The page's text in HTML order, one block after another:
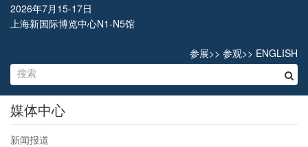
2026年7月15-17日
上海新国际博览中心N1-N5馆
参展>> 参观>> ENGLISH
媒体中心
新闻报道